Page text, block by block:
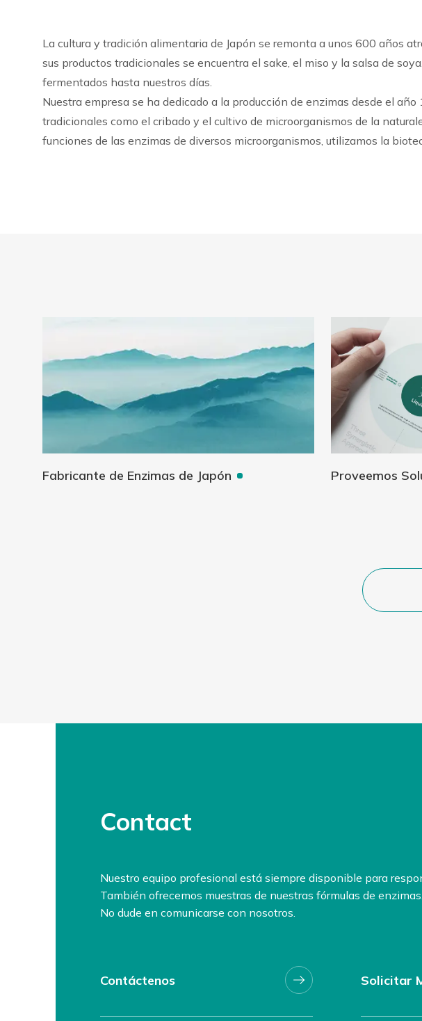
La cultura y tradición alimentaria de Japón se remonta a unos 600 años
sus productos tradicionales se encuentra el sake, el miso y la salsa de
fermentados hasta nuestros días.
Nuestra empresa se ha dedicado a la producción de enzimas desde el
tradicionales como el cribado y el cultivo de microorganismos de la
funciones de las enzimas de diversos microorganismos, utilizamos la
Fabricante de Enzimas de Japón Proveemos
Contact
Nuestro equipo profesional está siempre disponible para
También ofrecemos muestras de nuestras fórmulas de enzimas.
No dude en comunicarse con nosotros.
Contáctenos Solicitar